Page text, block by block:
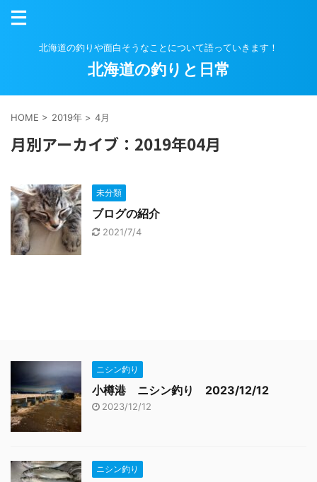
北海道の釣りや面白そうなことについて語っていきます！
北海道の釣りと日常
HOME > 2019年 > 4月
月別アーカイブ：2019年04月
未分類
ブログの紹介
2021/7/4
ニシン釣り
小樽港 ニシン釣り 2023/12/12
2023/12/12
ニシン釣り